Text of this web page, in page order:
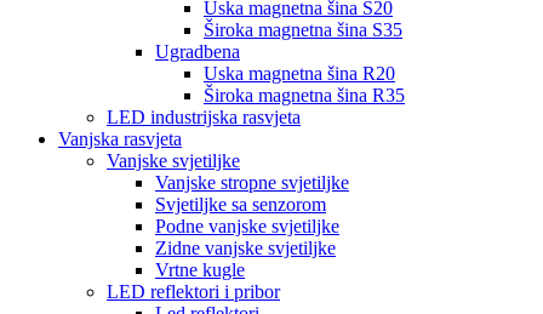
Uska magnetna šina S20
Široka magnetna šina S35
Ugradbena
Uska magnetna šina R20
Široka magnetna šina R35
LED industrijska rasvjeta
Vanjska rasvjeta
Vanjske svjetiljke
Vanjske stropne svjetiljke
Svjetiljke sa senzorom
Podne vanjske svjetiljke
Zidne vanjske svjetiljke
Vrtne kugle
LED reflektori i pribor